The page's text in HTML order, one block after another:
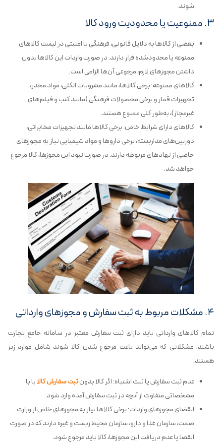
شوند.
۳. ممنوعیت یا محدودیت ورود کالا
بعضی از کالاها به دلایل قانونی، فرهنگی یا امنیتی در لیست کالاهای
ممنوعه یا محدودشده قرار دارند. در صورت واردات این کالاها بدون
داشتن مجوزهای لازم، مرجوعی آن‌ها الزامی است.
کالاهای ممنوعه: برخی کالاها، مانند مشروبات الکلی، مواد مخدر،
تجهیزات قمار و برخی محصولات فرهنگی (مانند کتب و فیلم‌های
غیرمجاز)، به‌طور کلی ممنوع هستند.
کالاهای دارای شرایط خاص: برخی کالاها مانند تجهیزات مخابراتی،
دوربین‌های مداربسته، برخی داروها و مواد شیمیایی نیاز به مجوزهای
خاصی از نهادهای مربوطه دارند. در صورت نبود این مجوزها، کالا مرجوع
خواهد شد.
۴. مشکلات مربوط به ثبت سفارش و مجوزهای وارداتی
تمام کالاهای وارداتی باید دارای ثبت سفارش معتبر در سامانه جامع تجارت
باشند. مشکلاتی که می‌تواند باعث مرجوع شدن کالا شوند شامل موارد زیر
هستند:
عدم ثبت سفارش یا ثبت اشتباه: اگر کالا بدونثبت سفارش کالایا با
مشخصاتی متفاوت از آنچه در ثبت سفارش آمده وارد شود.
انقضای مجوزهای واردات: برخی کالاها نیاز به مجوزهای خاص از وزارت
صمت، سازمان غذا و دارو، سازمان محیط زیست و غیره دارند که در صورت
انقضا یا عدم دریافت این مجوزها، کالا باید مرجوع شود.